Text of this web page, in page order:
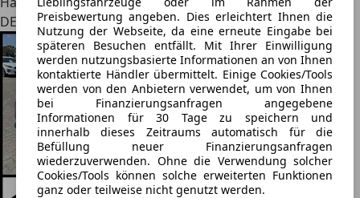
Preisbewertung angeben. Dies erleichtert Ihnen die
Nutzung der Webseite, da eine erneute Eingabe bei
späteren Besuchen entfällt. Mit Ihrer Einwilligung
werden nutzungsbasierte Informationen an von Ihnen
kontaktierte Händler übermittelt. Einige Cookies/Tools
werden von den Anbietern verwendet, um von Ihnen
bei Finanzierungsanfragen angegebene
Informationen für 30 Tage zu speichern und
innerhalb dieses Zeitraums automatisch für die
Befüllung neuer Finanzierungsanfragen
wiederzuverwenden. Ohne die Verwendung solcher
Cookies/Tools können solche erweiterten Funktionen
ganz oder teilweise nicht genutzt werden.
DE 33449